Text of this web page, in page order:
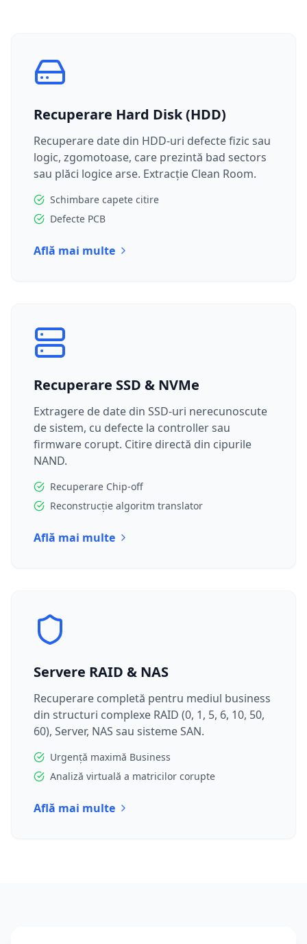
Recuperare Hard Disk (HDD)
Recuperare date din HDD-uri defecte fizic sau
logic, zgomotoase, care prezintă bad sectors
sau plăci logice arse. Extracție Clean Room.
Schimbare capete citire
Defecte PCB
Află mai multe
Recuperare SSD & NVMe
Extragere de date din SSD-uri nerecunoscute
de sistem, cu defecte la controller sau
firmware corupt. Citire directă din cipurile
NAND.
Recuperare Chip-off
Reconstrucție algoritm translator
Află mai multe
Servere RAID & NAS
Recuperare completă pentru mediul business
din structuri complexe RAID (0, 1, 5, 6, 10, 50,
60), Server, NAS sau sisteme SAN.
Urgență maximă Business
Analiză virtuală a matricilor corupte
Află mai multe